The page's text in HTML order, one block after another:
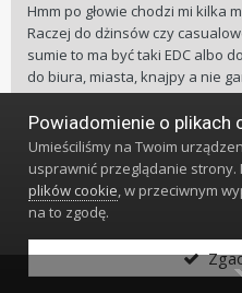
Hmm po głowie chodzi mi kilka
Raczej do dżinsów czy
sumie to ma być taki EDC albo
do biura, miasta, knajpy a nie
wkleiłem to takie typowe dress
jakieś bo jeden model, bodajże
wychodzi bo blisko 4k.
W sumie to szukałem pilota i
Hamilton em to jakiegoś
Powiadomienie o plikach
Umieściliśmy na Twoim
usprawnić przeglądanie strony.
plików cookie, w przeciwnym
na to zgodę.